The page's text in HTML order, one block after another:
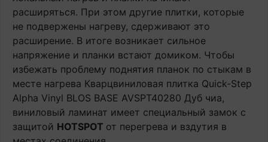
расширяться. При этом другие плитки, которые
не подвержены нагреву, сдерживают это
расширение. В итоге возникает сильное
напряжение и планки встают домиком. Чтобы
избежать проблему поднятия планок по стыкам в
месте нагрева Кварцвиниловая плитка Quick-Step
Alpha Vinyl BLOS BASE AVSPT40280 Дуб чиа,
виниловый ламинат имеет специальный замок с
защитой HOTSPOT от перегрева и вздутия в